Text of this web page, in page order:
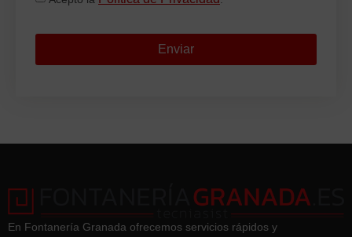
Enviar
En Fontanería Granada ofrecemos servicios rápidos y